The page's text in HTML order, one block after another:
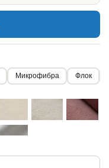
Микрофибра Флок